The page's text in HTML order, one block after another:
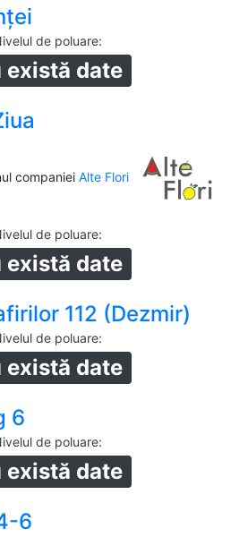
de poluare:
există date
companiei Alte Flori
de poluare:
există date
112 (Dezmir)
de poluare:
există date
6
de poluare:
există date
6